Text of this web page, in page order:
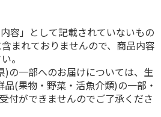
容」として記載されていないもの
まれておりませんので、商品内容
。
の一部へのお届けについては、生
(果物・野菜・活魚介類)の一部・
付ができませんのでご了承くださ